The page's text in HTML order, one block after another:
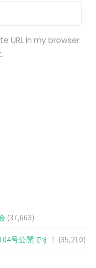
URL in my browser
(37,663)
号公開です！ (35,210)